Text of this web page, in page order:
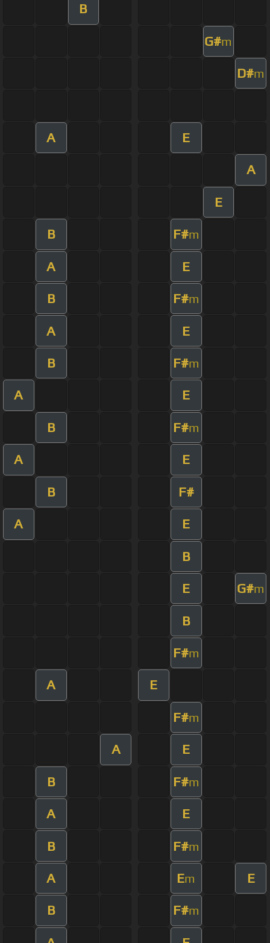
B
G#m
D#m
A E
A
E
B F#m
A E
B F#m
A E
B F#m
A E
B F#m
A E
B F#
A E
B
E G#m
B
F#m
A E
F#m
A E
B F#m
A E
B F#m
A Em E
B F#m